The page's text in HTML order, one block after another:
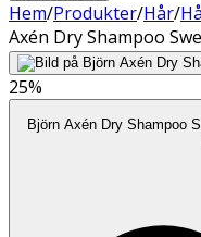
Hem/Produkter/Hår/
Axén Dry Shampoo
25%
Björn Axén Dry Shampoo